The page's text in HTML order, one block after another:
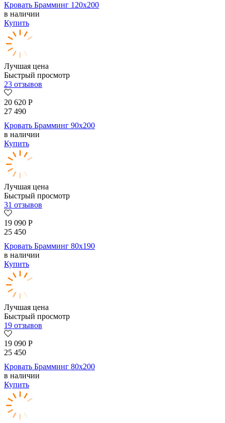
Кровать Брамминг 120х200
в наличии
Купить
Лучшая цена
Быстрый просмотр
23 отзывов
20 620 Р
27 490
Кровать Брамминг 90х200
в наличии
Купить
Лучшая цена
Быстрый просмотр
31 отзывов
19 090 Р
25 450
Кровать Брамминг 80х190
в наличии
Купить
Лучшая цена
Быстрый просмотр
19 отзывов
19 090 Р
25 450
Кровать Брамминг 80х200
в наличии
Купить